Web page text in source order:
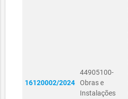
16120002/2024
44905100-
Obras e
Instalações